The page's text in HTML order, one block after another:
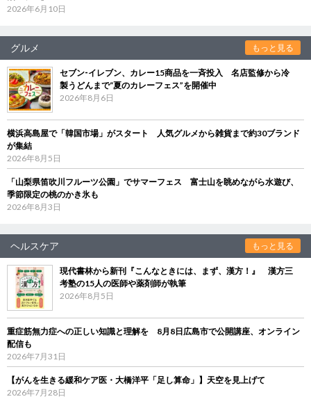
2026年6月10日
グルメ もっと見る
セブン‐イレブン、カレー15商品を一斉投入 名店監修から冷
製うどんまで“夏のカレーフェス”を開催中
2026年8月6日
横浜高島屋で「韓国市場」がスタート 人気グルメから雑貨まで約30ブランド
が集結
2026年8月5日
「山梨県笛吹川フルーツ公園」でサマーフェス 富士山を眺めながら水遊び、
季節限定の桃のかき氷も
2026年8月3日
ヘルスケア もっと見る
現代書林から新刊『こんなときには、まず、漢方！』 漢方三
考塾の15人の医師や薬剤師が執筆
2026年8月5日
重症筋無力症への正しい知識と理解を 8月8日広島市で公開講座、オンライン
配信も
2026年7月31日
【がんを生きる緩和ケア医・大橋洋平「足し算命」】天空を見上げて
2026年7月28日